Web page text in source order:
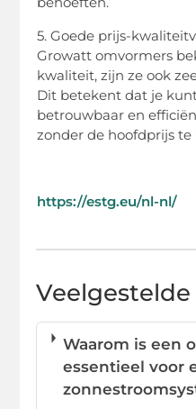
5. Goede prijs-
Growatt omvormers
kwaliteit, zijn ze ook
Dit betekent dat je
betrouwbaar en
zonder de hoofdprijs te
https://estg.eu/nl-nl/
Waarom is een
essentieel voor